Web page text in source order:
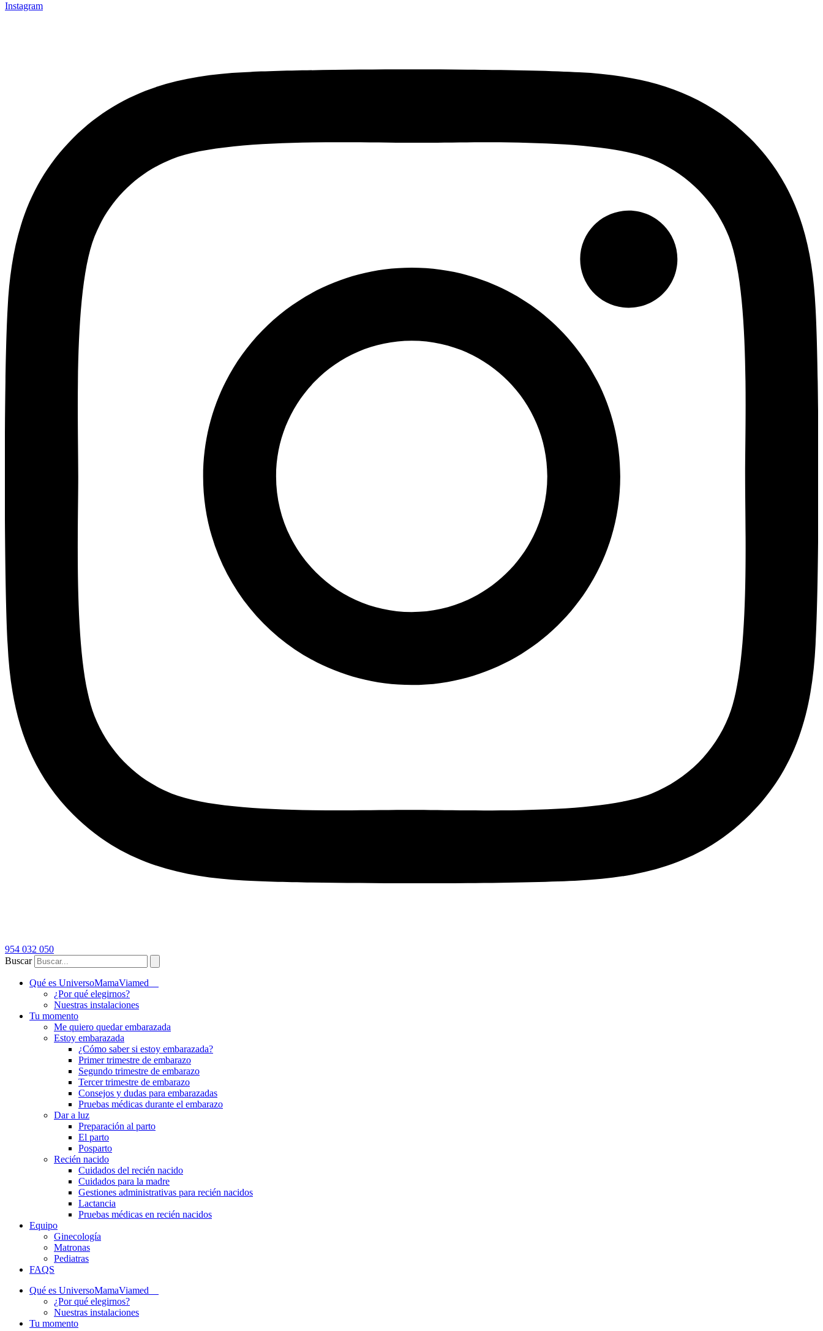
Instagram
954 032 050
Buscar
Qué es UniversoMamaViamed
¿Por qué elegirnos?
Nuestras instalaciones
Tu momento
Me quiero quedar embarazada
Estoy embarazada
¿Cómo saber si estoy embarazada?
Primer trimestre de embarazo
Segundo trimestre de embarazo
Tercer trimestre de embarazo
Consejos y dudas para embarazadas
Pruebas médicas durante el embarazo
Dar a luz
Preparación al parto
El parto
Posparto
Recién nacido
Cuidados del recién nacido
Cuidados para la madre
Gestiones administrativas para recién nacidos
Lactancia
Pruebas médicas en recién nacidos
Equipo
Ginecología
Matronas
Pediatras
FAQS
Qué es UniversoMamaViamed
¿Por qué elegirnos?
Nuestras instalaciones
Tu momento